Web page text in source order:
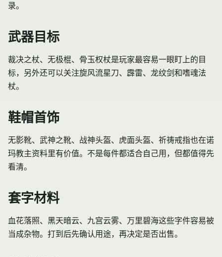
录。
武器目标
裁决之杖、无极棍、骨玉权杖是玩家最容易一眼盯上的目
标，另外还可以关注旋风流星刀、霹雷、龙纹剑和嗜魂法
杖。
鞋帽首饰
无影靴、武神之靴、战神头盔、虎面头盔、祈祷戒指也在诺
玛教主资料里有价值。不是每件都适合自己用，但都值得先
看清。
套字材料
血花落照、黑天暗云、九宫云雾、万里碧海这些字件容易被
当成杂物。打到后先确认用途，再决定是否出售。